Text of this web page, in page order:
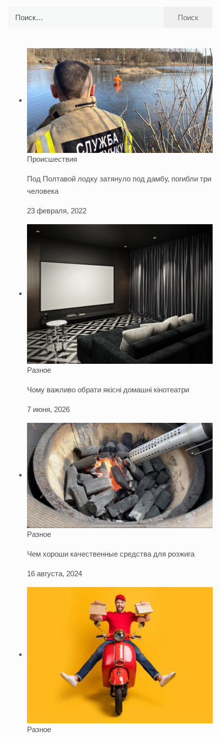
Происшествия
Под Полтавой лодку затянуло под дамбу, погибли три
человека
23 февраля, 2022
Разное
Чому важливо обрати якісні домашні кінотеатри
7 июня, 2026
Разное
Чем хороши качественные средства для розжига
16 августа, 2024
Разное